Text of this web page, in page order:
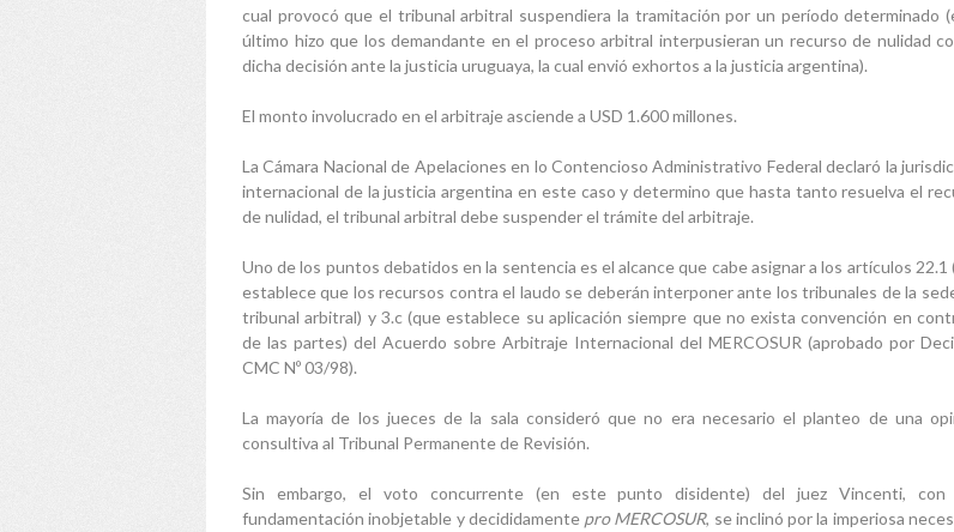
cual provocó que el tribunal arbitral suspendiera la tramitación por un período determinado
último hizo que los demandante en el proceso arbitral interpusieran un recurso de nulidad
dicha decisión ante la justicia uruguaya, la cual envió exhortos a la justicia argentina).
El monto involucrado en el arbitraje asciende a USD 1.600 millones.
La Cámara Nacional de Apelaciones en lo Contencioso Administrativo Federal declaró la
internacional de la justicia argentina en este caso y determino que hasta tanto resuelva el
de nulidad, el tribunal arbitral debe suspender el trámite del arbitraje.
Uno de los puntos debatidos en la sentencia es el alcance que cabe asignar a los artículos 22.1
establece que los recursos contra el laudo se deberán interponer ante los tribunales de la
tribunal arbitral) y 3.c (que establece su aplicación siempre que no exista convención en
de las partes) del Acuerdo sobre Arbitraje Internacional del MERCOSUR (aprobado por
CMC Nº 03/98).
La mayoría de los jueces de la sala consideró que no era necesario el planteo de una
consultiva al Tribunal Permanente de Revisión.
Sin embargo, el voto concurrente (en este punto disidente) del juez Vincenti, con
fundamentación inobjetable y decididamente pro MERCOSUR, se inclinó por la imperiosa